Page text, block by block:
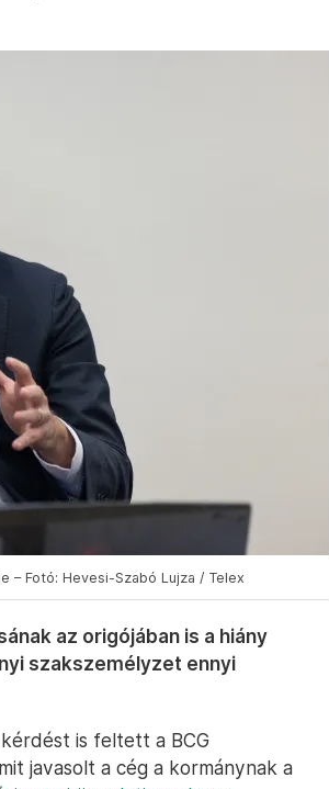
– Fotó: Hevesi-Szabó Lujza / Telex
az origójában is a hiány
szakszemélyzet ennyi
is feltett a BCG
javasolt a cég a kormánynak a